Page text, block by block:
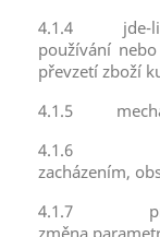
4.1.4 jde-
používání
převzetí zboží
4.1.5
zacházením,
4.1.7
změna